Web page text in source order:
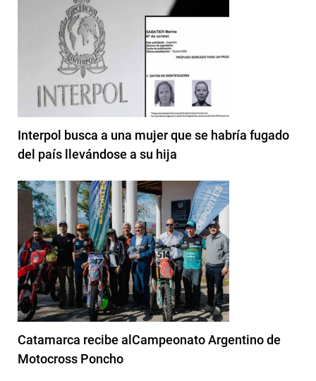
Interpol busca a una mujer que se habría fugado
del país llevándose a su hija
Catamarca recibe alCampeonato Argentino de
Motocross Poncho